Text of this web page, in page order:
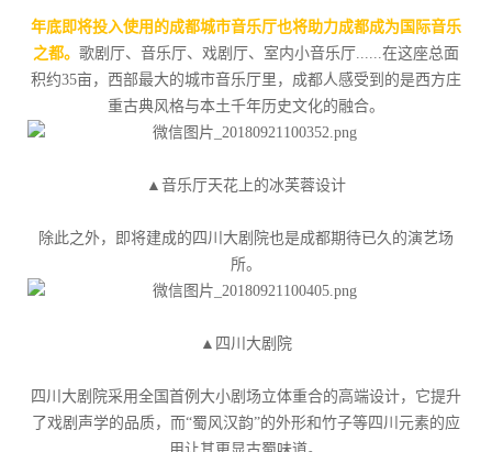
年底即将投入使用的成都城市音乐厅也将助力成都成为国际音乐
之都。 歌剧厅、音乐厅、戏剧厅、室内小音乐厅......在这座总面
积约35亩，西部最大的城市音乐厅里，成都人感受到的是西方庄
重古典风格与本土千年历史文化的融合。
▲音乐厅天花上的冰芙蓉设计
除此之外，即将建成的四川大剧院也是成都期待已久的演艺场
所。
▲四川大剧院
四川大剧院采用全国首例大小剧场立体重合的高端设计，它提升
了戏剧声学的品质，而“蜀风汉韵”的外形和竹子等四川元素的应